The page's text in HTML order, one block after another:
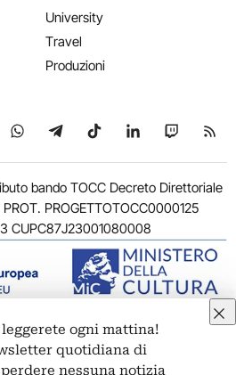
University
Travel
Produzioni
X su YouTube
Seguici su WhatsApp
Seguici su Telegram
Seguici su TikTok
Seguici su
Seguici
bando TOCC Decreto Direttoriale
PROGETTOTOCC0000125
CUPC87J23001080008
– Corso Vittorio Emanuele II, 287 –
ogni mattina!
quotidiana di
nessuna notizia